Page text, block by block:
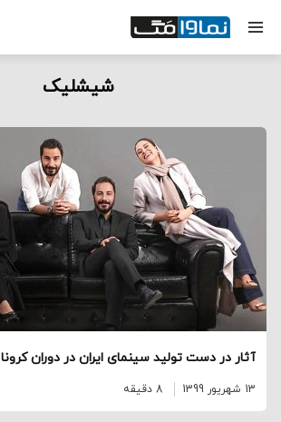
شیشلیک
آثار در دست تولید سینمای ایران در دوران کرونا
13 شهریور 1399 8 دقیقه